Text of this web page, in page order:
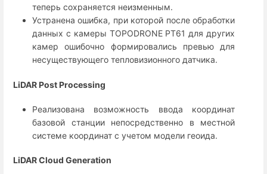
теперь сохраняется неизменным.
Устранена ошибка, при которой после обработки
данных с камеры TOPODRONE PT61 для других
камер ошибочно формировались превью для
несуществующего тепловизионного датчика.
LiDAR Post Processing
Реализована возможность ввода координат
базовой станции непосредственно в местной
системе координат с учетом модели геоида.
LiDAR Cloud Generation